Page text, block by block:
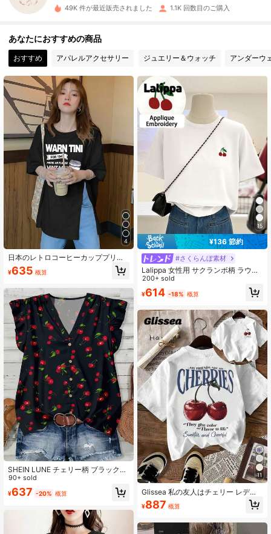
4.66 776 フォロワー
4.66 776 フォロワー
4.66 776 フォロワー
776 フォロワー
4.66 776 フォロワー
4.66 776 フォロワー
49K 件が最近販売されました 1.1K 回数目のご購入
あなたにおすすめの商品
おすすめ アパレルアクセサリー ジュエリー＆ウォッチ アンダーウ
4
日本のレトロコーヒーカッププリン
トTシャツ レディース夏新作 ルーズ
サイドスリット ホワイト カジュアル
ントTシャツ レディース ブラック
¥635 概算
SHEIN LUNE チェリー柄 ブラック地
レッドチェリー レディースシャツ、
カジュアル&バケーションスタイル、
ミニマリスト&夏に最適
90+ sold
¥637 -20% 概算
15
¥136 節約
#さくらんぼ素材
Lalippa 女性用 サクランボ柄 ラウン
ドネック 半袖 カジュアルTシャツ
200+ sold
¥614 -18% 概算
11
Glissea 私の友人はチェリー レディ
ース チェリー/ベリー フルーツ柄 ラ
ウンドネック Tシャツ
¥887 概算